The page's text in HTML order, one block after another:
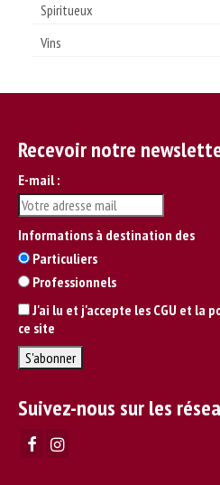
Spiritueux
Vins
Recevoir notre
E-mail :
Informations à destination des
Particuliers
Professionnels
J'ai lu et j'accepte les CGU et la
ce site
Suivez-nous sur les